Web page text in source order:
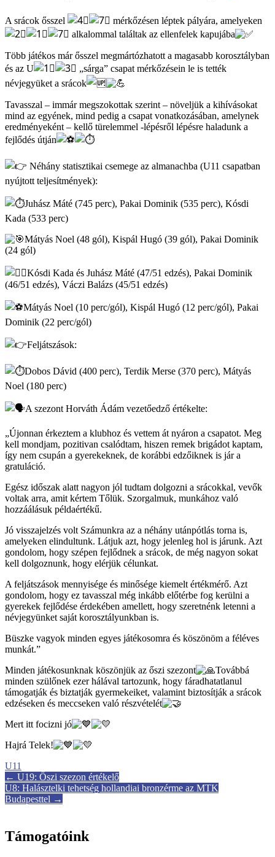
A srácok ősszel
mérkőzésen léptek pályára, amelyeken
alkalommal találtak az ellenfelek kapujába
Több játékos már ősszel megmártózhatott a magasabb korosztályban
és az U
„sárga” csapat mérkőzésein le is tették
névjegyüket a srácok
Tavasszal – immár megszokottak szerint – növeljük a kihívásokat
mind az egyének, mind pedig a csapat vonatkozásában, amelynek
eredményeként – kellő türelemmel -lépésről lépésre haladunk a
fejlődés útján
Néhány statisztikai csemege az almanachba (U11 csapatban
nyújtott teljesítmények):
Juhász Máté (745 perc), Pakai Dominik (535 perc), Kósdi
Kada (533 perc)
Mátyás Noel (48 gól), Kispál Hugó (39 gól), Pakai Dominik
(24 gól)
Kósdi Kada és Juhász Máté (47/51 edzés), Pakai Dominik
(46/51 edzés), Váczi Balázs (45/51 edzés)
Mátyás Noel (10 perc/gól), Kispál Hugó (12 perc/gól), Pakai
Dominik (22 perc/gól)
Feljátszások:
Dobos Dávid (400 perc), Terdik Merse (370 perc), Mátyás
Noel (180 perc)
A szezont Horváth Ádám vezetőedző értékelte:
„Újonnan érkeztem a klubhoz és vettem át nyáron a csapatot. Meg
kell mondjam, pozitivan csalódtam, hiszen remek brigádot kaptam,
így nem csupán a gyerekeknek, de korábbi edzőiknek is jár a
gratuláció.
Egész időszak alatt nagyon jól tudtam dolgozni a srácokkal, vevők
voltak arra, amit kértem Tőlük. Szorgalmuk, munkához való
hozzáálásuk példaértékű.
Jó visszajelzés volt Számunkra az a néhány utánpótlás torna is,
amelyeken elindultunk. Látjuk azt, hogy jelenleg hol is járunk. Azt
gondolom, hogy szépen fejlődnek a srácok, de még nagyon sokat
kell dolgoznunk, hogy elérjük célunkat.
A feljátszások mennyisége és minősége kiemelt értékmérő. Azt
gondolom, hogy ez tavasszal még inkább előtérbe fog kerülni a
gyerekek fejlődése érdekében amellett, hogy szeretnénk letenni a
névjegyünket saját korosztályunkban is.
Büszke vagyok minden egyes játékosomra és köszönöm a féléves
munkát.”
Minden játékosunknak köszönjük az őszi szezont
Továbbá
minden szülőnek ezer hálával tartozunk, hogy fáradhatatlanul
támogatják és biztatják gyermekeiket, valamint biztosítják a srácok
edzéseken és meccseken való részvételét
Mert itt focizni jó
Hajrá Telek!
U11
Post
navigation
← U19: Őszi szezon értékelő
U8: Halásztelki tehetség hollandiai bronzérme az MTK
Budapesttel →
Támogatóink